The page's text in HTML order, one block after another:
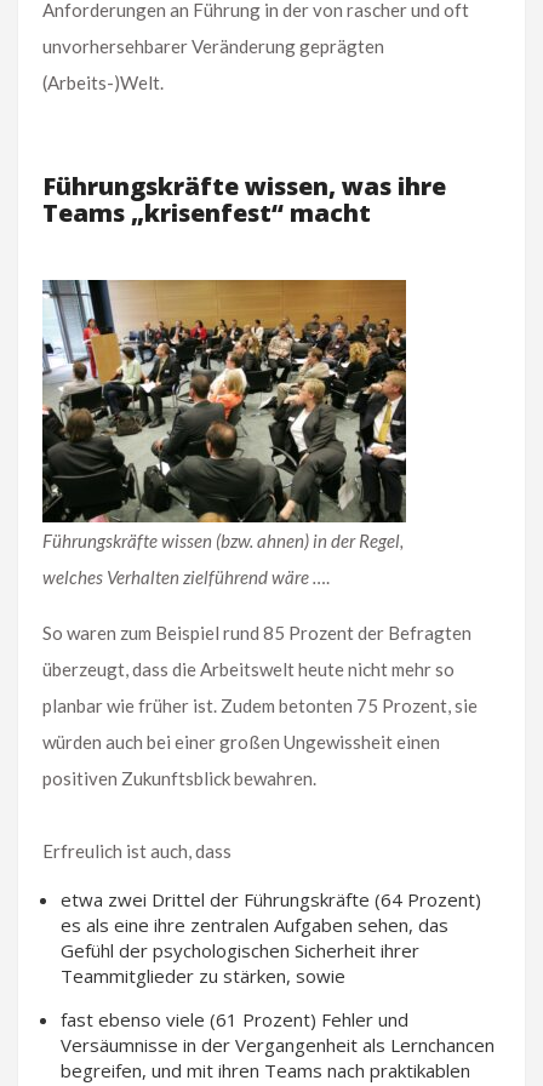
Anforderungen an Führung in der von rascher und oft
unvorhersehbarer Veränderung geprägten
(Arbeits-)Welt.
Führungskräfte wissen, was ihre
Teams „krisenfest“ macht
Führungskräfte wissen (bzw. ahnen) in der Regel,
welches Verhalten zielführend wäre ….
So waren zum Beispiel rund 85 Prozent der Befragten
überzeugt, dass die Arbeitswelt heute nicht mehr so
planbar wie früher ist. Zudem betonten 75 Prozent, sie
würden auch bei einer großen Ungewissheit einen
positiven Zukunftsblick bewahren.
Erfreulich ist auch, dass
etwa zwei Drittel der Führungskräfte (64 Prozent)
es als eine ihre zentralen Aufgaben sehen, das
Gefühl der psychologischen Sicherheit ihrer
Teammitglieder zu stärken, sowie
fast ebenso viele (61 Prozent) Fehler und
Versäumnisse in der Vergangenheit als Lernchancen
begreifen, und mit ihren Teams nach praktikablen